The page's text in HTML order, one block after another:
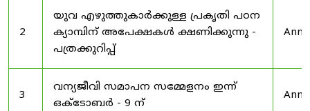
2
യുവ എഴുത്തുകാർക്കുള്ള പ്രകൃതി പഠന
ക്യാമ്പിന് അപേക്ഷകൾ ക്ഷണിക്കുന്നു -
പത്രക്കുറിപ്പ്
3
വന്യജീവി സമാപന സമ്മേളനം ഇന്ന്
ഒക്ടോബർ - 9 ന്